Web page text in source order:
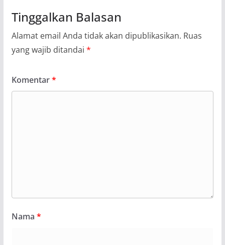
Tinggalkan Balasan
Alamat email Anda tidak akan dipublikasikan. Ruas
yang wajib ditandai *
Komentar*
Nama *